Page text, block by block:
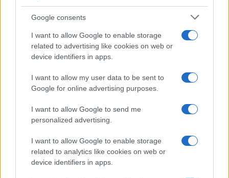
Google consents
I want to allow Google to enable storage
related to advertising like cookies on web or
device identifiers in apps.
I want to allow my user data to be sent to
Google for online advertising purposes.
I want to allow Google to send me
personalized advertising.
I want to allow Google to enable storage
related to analytics like cookies on web or
device identifiers in apps.